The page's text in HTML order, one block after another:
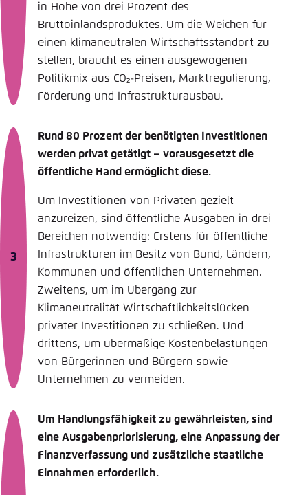
in Höhe von drei Prozent des
Bruttoinlandsproduktes. Um die Weichen für
einen klimaneutralen Wirtschaftsstandort zu
stellen, braucht es einen ausgewogenen
Politikmix aus CO₂-Preisen, Marktregulierung,
Förderung und Infrastrukturausbau.
Rund 80 Prozent der benötigten Investitionen
werden privat getätigt – vorausgesetzt die
öffent­liche Hand ermöglicht diese.
Um Investitionen von Privaten gezielt
anzureizen, sind öffentliche Ausgaben in drei
Bereichen notwendig: Erstens für öffentliche
Infrastrukturen im Besitz von Bund, Ländern,
Kommunen und öffentlichen Unternehmen.
Zweitens, um im Übergang zur
Klimaneutralität Wirtschaftlichkeitslücken
privater Investitionen zu schließen. Und
drittens, um übermäßige Kostenbelastungen
von Bürgerinnen und Bürgern sowie
Unternehmen zu vermeiden.
Um Handlungsfähigkeit zu gewährleisten, sind
eine Ausgabenpriorisierung, eine Anpassung der
Finanzverfassung und zusätzliche staatliche
Einnahmen erforderlich.